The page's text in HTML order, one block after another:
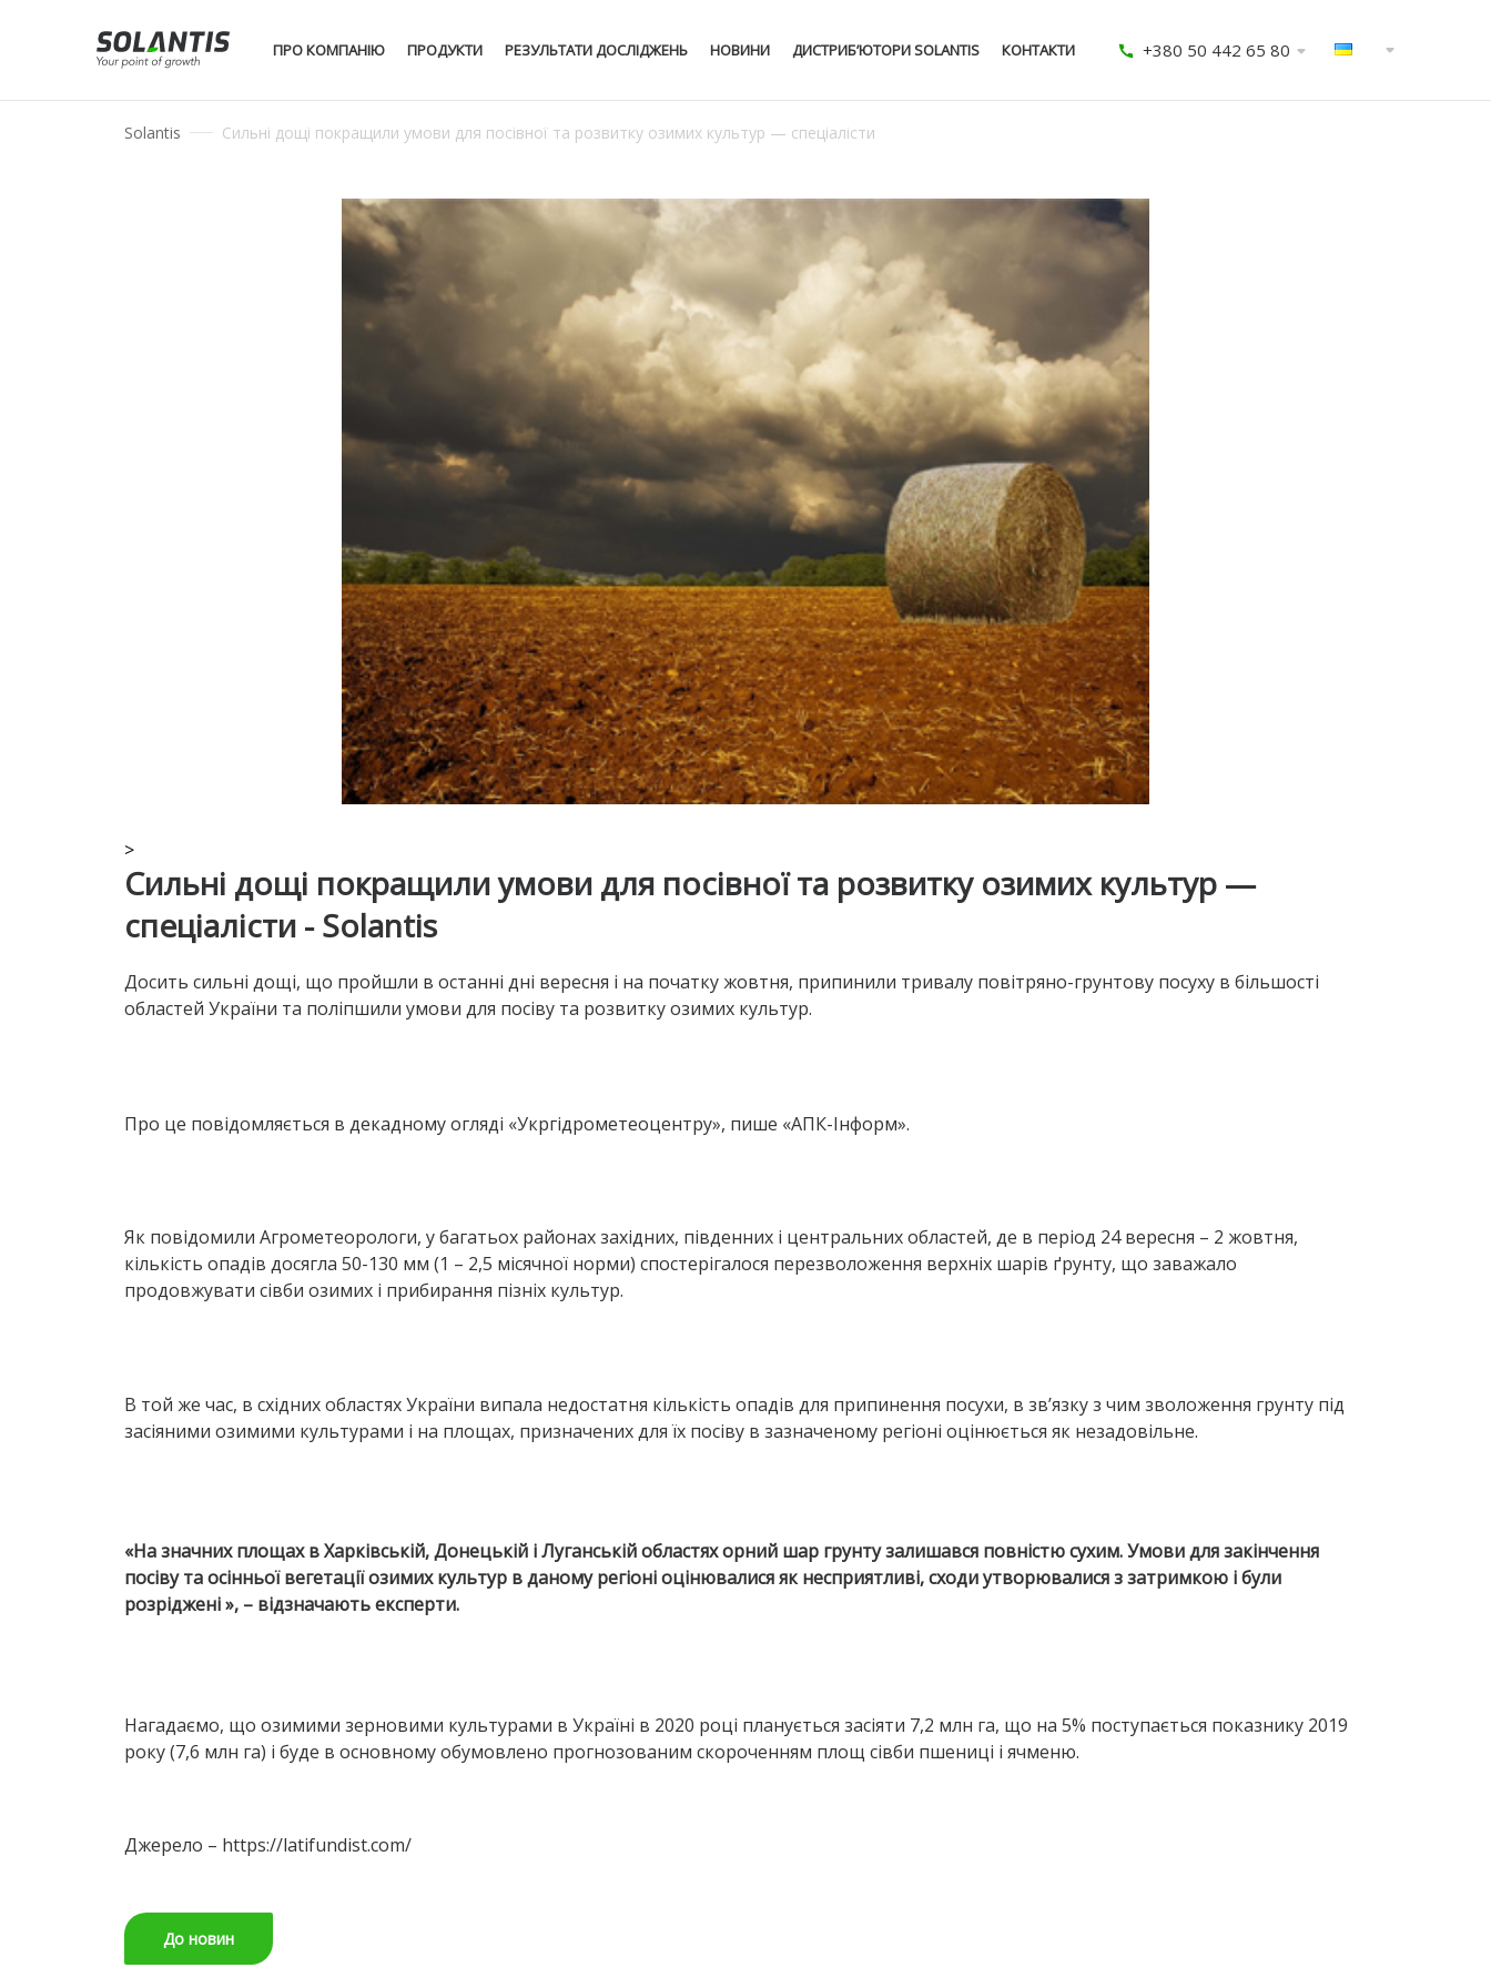
ПРО КОМПАНІЮ ПРОДУКТИ РЕЗУЛЬТАТИ ДОСЛІДЖЕНЬ НОВИНИ ДИСТРИБ’ЮТОРИ SOLANTIS КОНТАКТИ +380 50 442 65 80
Solantis Сильні дощі покращили умови для посівної та розвитку озимих культур — спеціалісти
>
Сильні дощі покращили умови для посівної та розвитку озимих культур —
спеціалісти - Solantis
Досить сильні дощі, що пройшли в останні дні вересня і на початку жовтня, припинили тривалу повітряно-грунтову посуху в більшості
областей України та поліпшили умови для посіву та розвитку озимих культур.
Про це повідомляється в декадному огляді «Укргідрометеоцентру», пише «АПК-Інформ».
Як повідомили Агрометеорологи, у багатьох районах західних, південних і центральних областей, де в період 24 вересня – 2 жовтня,
кількість опадів досягла 50-130 мм (1 – 2,5 місячної норми) спостерігалося перезволоження верхніх шарів ґрунту, що заважало
продовжувати сівби озимих і прибирання пізніх культур.
В той же час, в східних областях України випала недостатня кількість опадів для припинення посухи, в зв’язку з чим зволоження грунту під
засіяними озимими культурами і на площах, призначених для їх посіву в зазначеному регіоні оцінюється як незадовільне.
«На значних площах в Харківській, Донецькій і Луганській областях орний шар грунту залишався повністю сухим. Умови для закінчення
посіву та осінньої вегетації озимих культур в даному регіоні оцінювалися як несприятливі, сходи утворювалися з затримкою і були
розріджені », – відзначають експерти.
Нагадаємо, що озимими зерновими культурами в Україні в 2020 році планується засіяти 7,2 млн га, що на 5% поступається показнику 2019
року (7,6 млн га) і буде в основному обумовлено прогнозованим скороченням площ сівби пшениці і ячменю.
Джерело – https://latifundist.com/
До новин